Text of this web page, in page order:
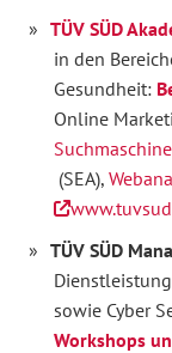
TÜV SÜD
in den
Gesundheit:
Online
(SEA),
TÜV SÜD
sowie Cyber
Workshops